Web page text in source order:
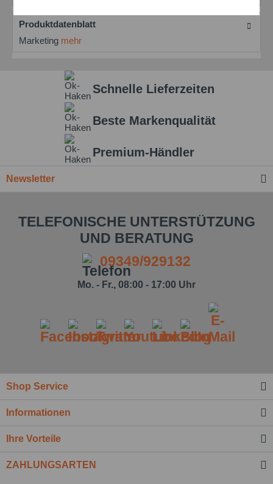
genommen.*
Felder mit * sind Pflichtfelder.
Nachricht senden
Produktdatenblatt
Marketing mehr
Schnelle Lieferzeiten
Beste Markenqualität
Premium-Händler
Newsletter
TELEFONISCHE UNTERSTÜTZUNG
UND BERATUNG
09349/929132
Mo. - Fr., 08:00 - 17:00 Uhr
Shop Service
Informationen
Ihre Vorteile
ZAHLUNGSARTEN